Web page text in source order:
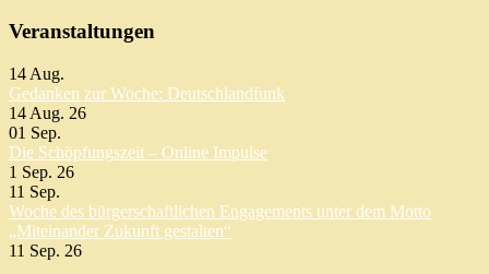
Veranstaltungen
14 Aug.
Gedanken zur Woche: Deutschlandfunk
14 Aug. 26
01 Sep.
Die Schöpfungszeit – Online Impulse
1 Sep. 26
11 Sep.
Woche des bürgerschaftlichen Engagements unter dem Motto
„Miteinander Zukunft gestalten“
11 Sep. 26